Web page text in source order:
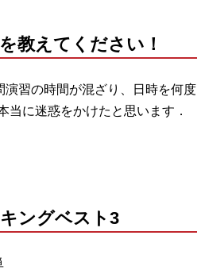
教えてください！
演習の時間が混ざり、日時を何度
当に迷惑をかけたと思います．
ングベスト3